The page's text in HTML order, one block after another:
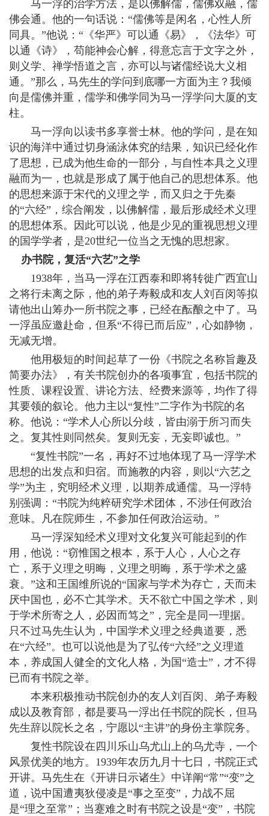
马一浮的治学方法，是以佛解儒，儒佛双融，儒
佛会通。他的一句话说：“儒佛等是闲名，心性人所
同具。”他说：“《华严》可以通《易》，《法华》可
以通《诗》，苟能神会心解，得意忘言于文字之外，
则义学、禅学悟道之言，亦可以与诸儒经说大义相
通。”那么，马先生的学问到底哪一方面为主？我倾
向是儒佛并重，儒学和佛学同为马一浮学问大厦的支
柱。
马一浮向以读书多享誉士林。他的学问，是在知
识的海洋中通过切身涵泳体究的结果，知识已经化作
了思想，已成为他生命的一部分，与自性本具之义理
融而为一，也就是形成了属于他自己的思想体系。他
的思想来源于宋代的义理之学，而又归之于先秦
的“六经”，综合阐发，以佛解儒，最后形成经术义理
的思想体系。因此可以说，他是少见的重视思想义理
的国学学者，是20世纪一位当之无愧的思想家。
办书院，复活“六艺”之学
1938年，当马一浮在江西泰和即将转徙广西宜山
之将行未离之际，他的弟子寿毅成和友人刘百闵等拟
请他出山筹办一所书院之事，已经在酝酿之中了。马
一浮虽应邀赴命，但系“不得已而后应”，心如静物，
无减无增。
他用极短的时间起草了一份《书院之名称旨趣及
简要办法》，有关书院创办的各项事宜，包括书院的
性质、课程设置、讲论方法、经费来源等，均作了得
其要领的叙论。他力主以“复性”二字作为书院的名
称。他说：“学术人心所以分歧，皆由溺于所习而失
之。复其性则同然矣。复则无妄，无妄即诚也。”
“复性书院”一名，再好不过地体现了马一浮学术
思想的出发点和归宿。而施教的内容，则以“六艺之
学”为主，究明经术义理，以期养成通儒。马一浮特
别强调：“书院为纯粹研究学术团体，不涉任何政治
意味。凡在院师生，不参加任何政治运动。”
马一浮深知经术义理对文化复兴可能起到的作
用，他说：“窃惟国之根本，系于人心，人心之存
亡，系于义理之明晦，义理之明晦，系于学术之盛
衰。”这和王国维所说的“国家与学术为存亡，天而未
厌中国也，必不亡其学术。天不欲亡中国之学术，则
于学术所寄之人，必因而笃之”，完全是同一理据。
只不过马先生认为，中国学术义理之经典道要，悉
在“六经”。也可以说他是为了弘传“六经”之义理道
本，养成国人健全的文化人格，为国“造士”，才不得
已而有书院之举。
本来积极推动书院创办的友人刘百闵、弟子寿毅
成以及教育部，都是要马一浮出任书院的院长，但马
先生辞以院长之名，宁愿以“主讲”的身份主掌院务。
复性书院设在四川乐山乌尤山上的乌尤寺，一个
风景优美的地方。1939年农历九月十七日，书院正式
开讲。马先生在《开讲日示诸生》中详阐“常”“变”之
道，说中国遭夷狄侵凌是“事之至变”，力战不屈
是“理之至常”；当蹇难之时有书院之设是“变”，书院